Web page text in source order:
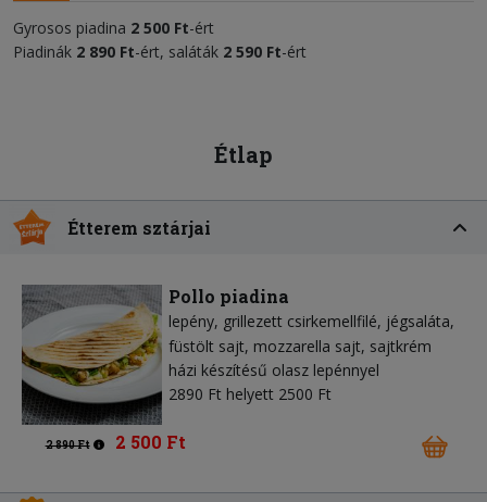
Gyrosos piadina 2 500 Ft-ért
Piadinák 2 890 Ft-ért, saláták 2 590 Ft-ért
Étlap
Étterem sztárjai
Pollo piadina
lepény grillezett csirkemellfilé jégsaláta
füstölt sajt mozzarella sajt sajtkrém
házi készítésű olasz lepénnyel
2890 Ft helyett 2500 Ft
2 890 Ft 2 500 Ft